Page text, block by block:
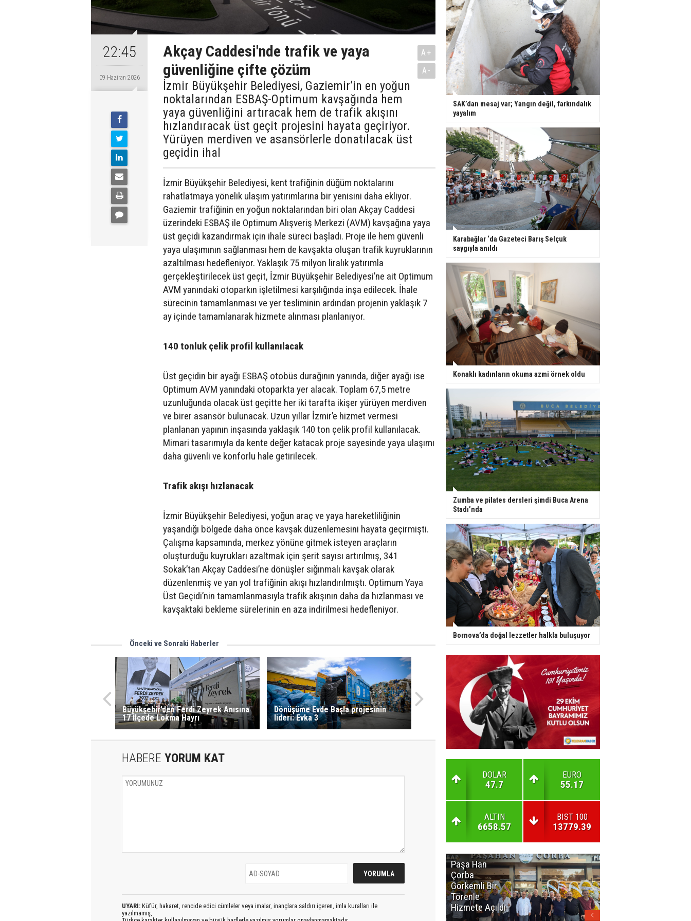
22:45
09 Haziran 2026
Akçay Caddesi'nde trafik ve yaya
güvenliğine çifte çözüm
İzmir Büyükşehir Belediyesi, Gaziemir’in en yoğun
noktalarından ESBAŞ-Optimum kavşağında hem
yaya güvenliğini artıracak hem de trafik akışını
hızlandıracak üst geçit projesini hayata geçiriyor.
Yürüyen merdiven ve asansörlerle donatılacak üst
geçidin ihal
A+
A-
İzmir Büyükşehir Belediyesi, kent trafiğinin düğüm noktalarını
rahatlatmaya yönelik ulaşım yatırımlarına bir yenisini daha ekliyor.
Gaziemir trafiğinin en yoğun noktalarından biri olan Akçay Caddesi
üzerindeki ESBAŞ ile Optimum Alışveriş Merkezi (AVM) kavşağına yaya
üst geçidi kazandırmak için ihale süreci başladı. Proje ile hem güvenli
yaya ulaşımının sağlanması hem de kavşakta oluşan trafik kuyruklarının
azaltılması hedefleniyor. Yaklaşık 75 milyon liralık yatırımla
gerçekleştirilecek üst geçit, İzmir Büyükşehir Belediyesi’ne ait Optimum
AVM yanındaki otoparkın işletilmesi karşılığında inşa edilecek. İhale
sürecinin tamamlanması ve yer tesliminin ardından projenin yaklaşık 7
ay içinde tamamlanarak hizmete alınması planlanıyor.
140 tonluk çelik profil kullanılacak
Üst geçidin bir ayağı ESBAŞ otobüs durağının yanında, diğer ayağı ise
Optimum AVM yanındaki otoparkta yer alacak. Toplam 67,5 metre
uzunluğunda olacak üst geçitte her iki tarafta ikişer yürüyen merdiven
ve birer asansör bulunacak. Uzun yıllar İzmir’e hizmet vermesi
planlanan yapının inşasında yaklaşık 140 ton çelik profil kullanılacak.
Mimari tasarımıyla da kente değer katacak proje sayesinde yaya ulaşımı
daha güvenli ve konforlu hale getirilecek.
Trafik akışı hızlanacak
İzmir Büyükşehir Belediyesi, yoğun araç ve yaya hareketliliğinin
yaşandığı bölgede daha önce kavşak düzenlemesini hayata geçirmişti.
Çalışma kapsamında, merkez yönüne gitmek isteyen araçların
oluşturduğu kuyrukları azaltmak için şerit sayısı artırılmış, 341
Sokak’tan Akçay Caddesi’ne dönüşler sığınmalı kavşak olarak
düzenlenmiş ve yan yol trafiğinin akışı hızlandırılmıştı. Optimum Yaya
Üst Geçidi’nin tamamlanmasıyla trafik akışının daha da hızlanması ve
kavşaktaki bekleme sürelerinin en aza indirilmesi hedefleniyor.
Önceki ve Sonraki Haberler
Büyükşehir’den Ferdi Zeyrek Anısına
17 İlçede Lokma Hayrı
Dönüşüme Evde Başla projesinin
lideri: Evka 3
HABERE YORUM KAT
UYARI: Küfür, hakaret, rencide edici cümleler veya imalar, inançlara saldırı içeren, imla kuralları ile
yazılmamış,
SAK’dan mesaj var; Yangın değil, farkındalık
yayalım
Karabağlar ‘da Gazeteci Barış Selçuk
saygıyla anıldı
Konaklı kadınların okuma azmi örnek oldu
Zumba ve pilates dersleri şimdi Buca Arena
Stadı’nda
Bornova’da doğal lezzetler halkla buluşuyor
DOLAR
47.7
EURO
55.17
ALTIN
6658.57
BIST 100
13779.39
Paşa Han
Çorba
Görkemli Bir
Törenle
Hizmete Açıldı